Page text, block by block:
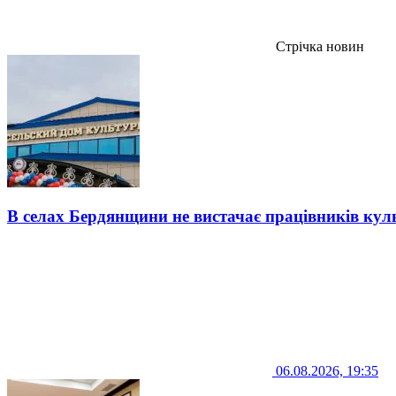
Стрічка новин
В селах Бердянщини не вистачає працівників
06.08.2026, 19:35